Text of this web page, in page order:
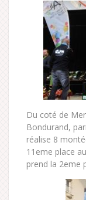
Du coté de
Bondurand,
réalise 8
11eme place
prend la 2eme